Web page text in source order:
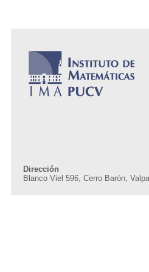
Dirección
Blanco Viel 596, Cerro Barón,